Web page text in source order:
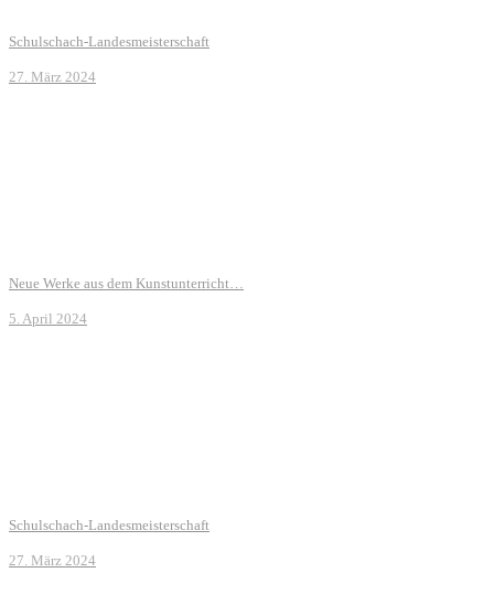
Schulschach-Landesmeisterschaft
27. März 2024
Neue Werke aus dem Kunstunterricht…
5. April 2024
Schulschach-Landesmeisterschaft
27. März 2024